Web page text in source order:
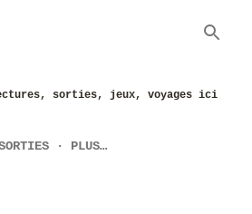
sorties, jeux, voyages ici
PLUS…